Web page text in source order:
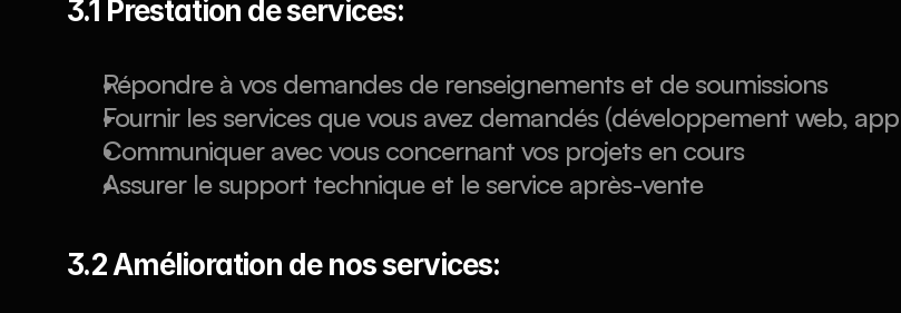
3.1 Prestation de services:
Répondre à vos demandes de renseignements et de soumissions
Fournir les services que vous avez demandés (développement web,
Communiquer avec vous concernant vos projets en cours
Assurer le support technique et le service après-vente
3.2 Amélioration de nos services: